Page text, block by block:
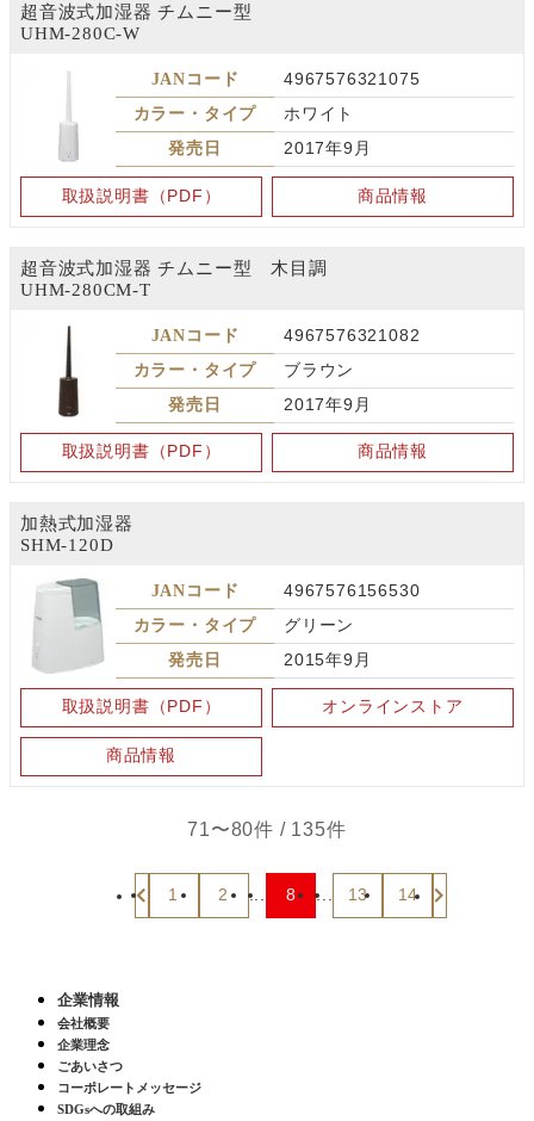
超音波式加湿器 チムニー型
UHM-280C-W
JANコード
4967576321075
カラー・タイプ
ホワイト
発売日
2017年9月
取扱説明書（PDF） 商品情報
超音波式加湿器 チムニー型 木目調
UHM-280CM-T
JANコード
4967576321082
カラー・タイプ
ブラウン
発売日
2017年9月
取扱説明書（PDF） 商品情報
加熱式加湿器
SHM-120D
JANコード
4967576156530
カラー・タイプ
グリーン
発売日
2015年9月
取扱説明書（PDF） オンラインストア
商品情報
71〜80件 / 135件
1 2 ... 8 ... 13 14
企業情報
会社概要
企業理念
ごあいさつ
コーポレートメッセージ
SDGsへの取組み